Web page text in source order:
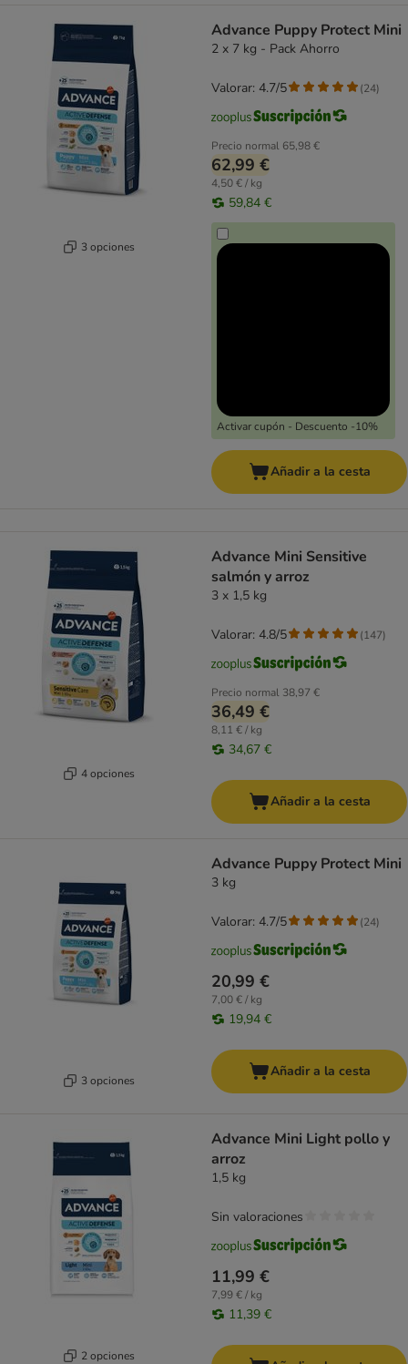
3 opciones
Advance Puppy Protect Mini
2 x 7 kg - Pack Ahorro
Precio normal 65,98 €
62,99 €
4,50 € / kg
59,84 €
Activar cupón - Descuento -10%
Valorar: 4.7/5 (24)
Añadir a la cesta
4 opciones
Advance Mini Sensitive
salmón y arroz
3 x 1,5 kg
Precio normal 38,97 €
36,49 €
8,11 € / kg
34,67 €
Valorar: 4.8/5 (147)
Añadir a la cesta
3 opciones
Advance Puppy Protect Mini
3 kg
20,99 €
7,00 € / kg
19,94 €
Valorar: 4.7/5 (24)
Añadir a la cesta
2 opciones
Advance Mini Light pollo y
arroz
1,5 kg
11,99 €
7,99 € / kg
11,39 €
Sin valoraciones